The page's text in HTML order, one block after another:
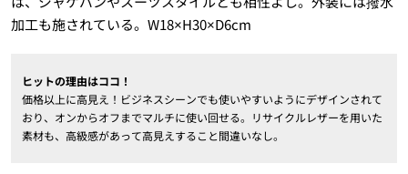
加工も施されている。W18×H30×D6cm
ヒットの理由はココ！
価格以上に高見え！ビジネスシーンでも使いやすいようにデザインされて
おり、オンからオフまでマルチに使い回せる。リサイクルレザーを用いた
素材も、高級感があって高見えすること間違いなし。